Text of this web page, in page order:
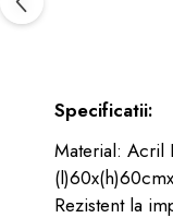
Specificatii:
Material: Acril
Rezistent la